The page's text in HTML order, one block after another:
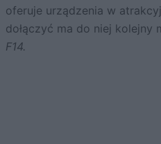
oferuje urządzenia w
dołączyć ma do niej kolejny
F14.